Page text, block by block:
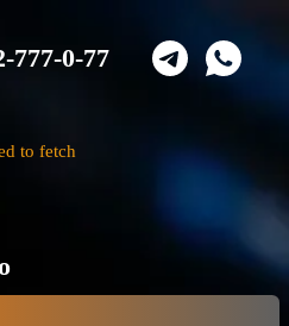
777-0-77
to fetch